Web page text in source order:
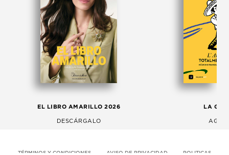
EL LIBRO AMARILLO 2026
DESCÁRGALO
LA
TÉRMINOS Y CONDICIONES AVISO DE PRIVACIDAD POLITICAS